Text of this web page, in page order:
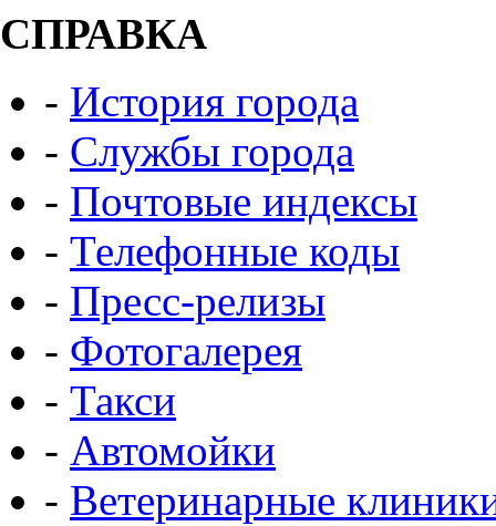
СПРАВКА
- История города
- Службы города
- Почтовые индексы
- Телефонные коды
- Пресс-релизы
- Фотогалерея
- Такси
- Автомойки
- Ветеринарные